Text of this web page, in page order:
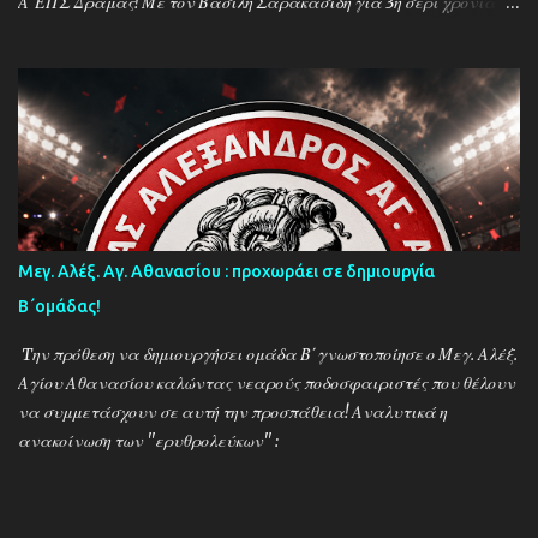
δυναμική των ''κιτρινόμαυρων''! Παρακάτω δείτε φωτοστιγμές
απο τις προπονήσεις της δραμινής ομάδας μέσα απο τον φακό της
''Ο'' που βρέθηκε στο γήπεδο του Καλαμπακίου ενώ δηλώσεις
κάνουν οι κ.κ. Σαρακασίδης Βασίλης (προπονητής) , Βαβλιάκης
Χρόνης (τεχνικός διευθυντής) και οι ποδοσφαιριστές Μάριος
Βουτσινάς και Ηλίας Σταμπουλής!
Μεγ. Αλέξ. Αγ. Αθανασίου : προχωράει σε δημιουργία
Β΄ομάδας!
Tην πρόθεση να δημιουργήσει ομάδα Β΄γνωστοποίησε ο Μεγ. Αλέξ.
Αγίου Αθανασίου καλώντας νεαρούς ποδοσφαιριστές που θέλουν
να συμμετάσχουν σε αυτή την προσπάθεια! Αναλυτικά η
ανακοίνωση των ''ερυθρολεύκων'' :